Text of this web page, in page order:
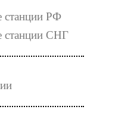
станции РФ
станции СНГ